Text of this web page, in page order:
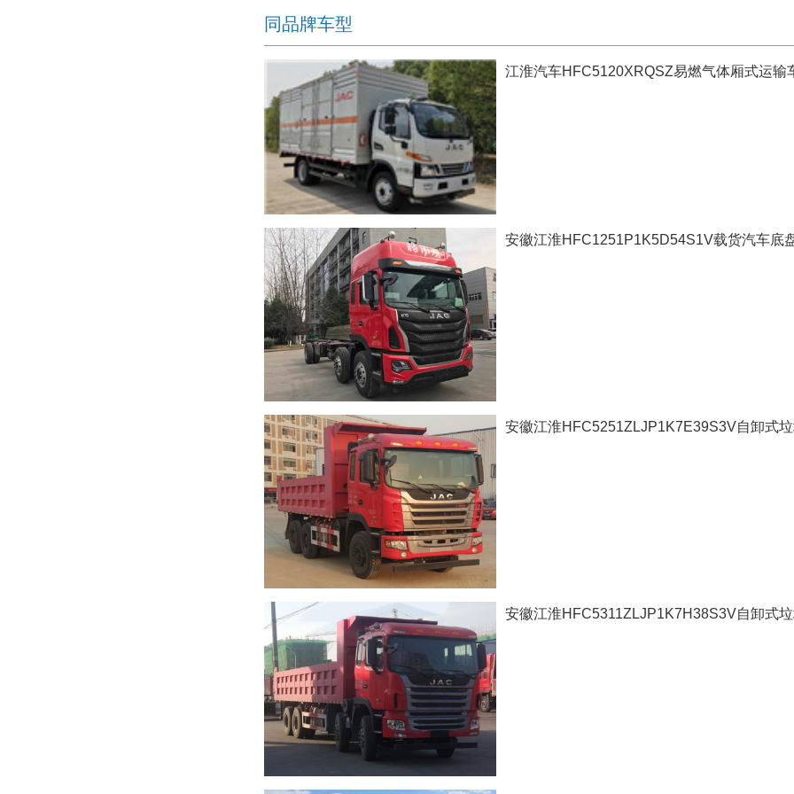
同品牌车型
江淮汽车HFC5120XRQSZ易燃气体厢式运输
安徽江淮HFC1251P1K5D54S1V载货汽车底
安徽江淮HFC5251ZLJP1K7E39S3V自卸式
安徽江淮HFC5311ZLJP1K7H38S3V自卸式